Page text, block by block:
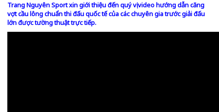
Trang Nguyên Sport xin giới thiệu đến quý vị video hướng dẫn căng
vợt cầu lông chuẩn thi đấu quốc tế của các chuyên gia trước giải đấu
lớn được tường thuật trực tiếp.